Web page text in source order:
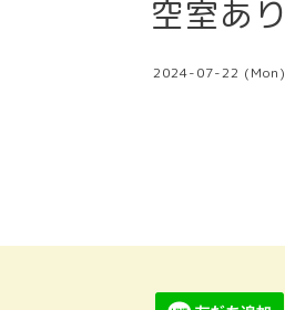
空室あり
2024-07-22 (Mon)